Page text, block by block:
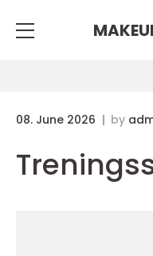
08. June 2026 by